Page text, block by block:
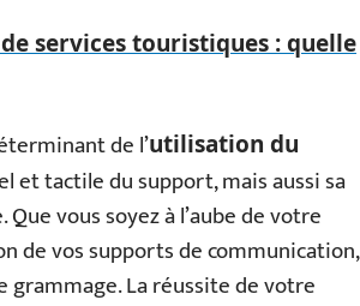
services touristiques : quelle
de l’utilisation du
et tactile du support, mais aussi sa
vous soyez à l’aube de votre
de vos supports de communication,
La réussite de votre